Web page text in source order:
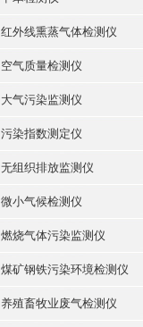
红外线熏蒸气体检测仪
空气质量检测仪
大气污染监测仪
污染指数测定仪
无组织排放监测仪
微小气候检测仪
燃烧气体污染监测仪
煤矿钢铁污染环境检测仪
养殖畜牧业废气检测仪